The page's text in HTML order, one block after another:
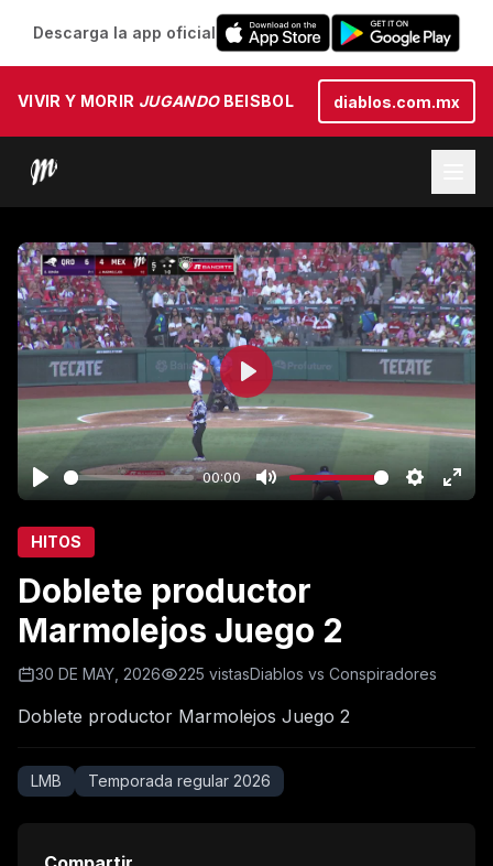
Descarga la app oficial
VIVIR Y MORIR JUGANDOBEISBOL diablos.com.mx
00:00
Play
HITOS
Doblete productor
Marmolejos Juego 2
30 DE MAY, 2026 225 vistasDiablos vs Conspiradores
Doblete productor Marmolejos Juego 2
LMB Temporada regular 2026